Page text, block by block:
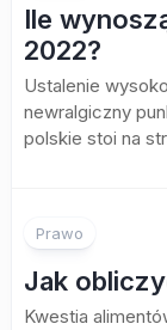
Ile
2022?
Ustalenie
newralgiczny
polskie stoi na
Prawo
Jak
Kwestia